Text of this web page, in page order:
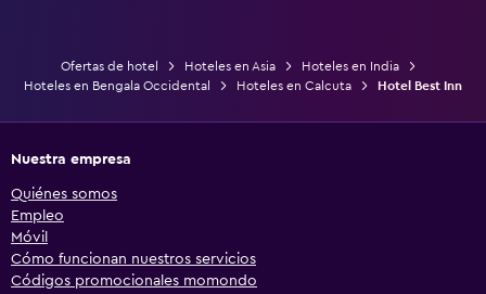
Ofertas de hotel Hoteles en Asia
Hoteles en India
Hoteles en Bengala Occidental
Hoteles en Calcuta Hotel Best Inn
Nuestra empresa
Quiénes somos
Empleo
Móvil
Cómo funcionan nuestros servicios
Códigos promocionales momondo